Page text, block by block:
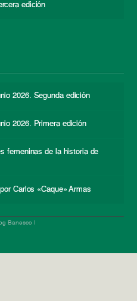
edición
2026. Segunda edición
2026. Primera edición
femeninas de la historia de
Carlos «Caque» Armas
Banesco |